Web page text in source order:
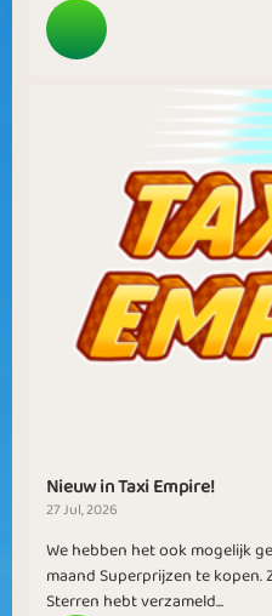
Nieuw in Taxi Empire!
27 Jul, 2026
We hebben het ook mogelijk
maand Superprijzen te kopen.
Sterren hebt verzameld...